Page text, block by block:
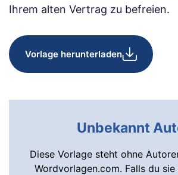
Ihrem alten Vertrag zu befreien.
Vorlage herunterladen
Unbekannt
Diese Vorlage steht ohne
Wordvorlagen.com. Falls du